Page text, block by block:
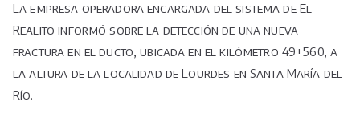
por
nueva
fuga
de
La empresa operadora encargada del sistema de El
Realito informó sobre la detección de una nueva
fractura en el ducto, ubicada en el kilómetro 49+560, a
la altura de la localidad de Lourdes en Santa María del
Río.